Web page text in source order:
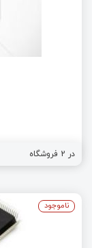
در 2 فروشگاه
ناموجود